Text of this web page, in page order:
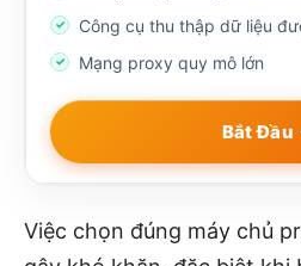
Công cụ thu thập dữ liệu
Mạng proxy quy mô lớn
Bắt Đầu
Việc chọn đúng máy chủ